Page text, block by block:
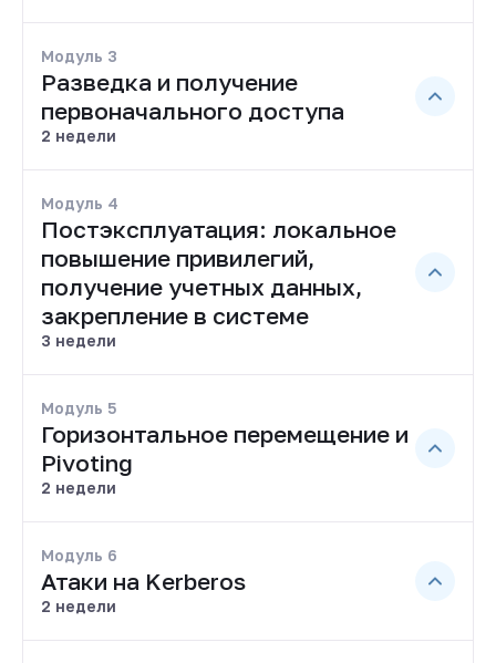
Модуль 3
Разведка и получение
первоначального доступа
2 недели
Модуль 4
Постэксплуатация: локальное
повышение привилегий,
получение учетных данных,
закрепление в системе
3 недели
Модуль 5
Горизонтальное перемещение и
Pivoting
2 недели
Модуль 6
Атаки на Kerberos
2 недели